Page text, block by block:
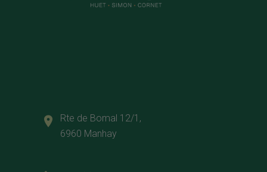
Rte de Bomal 12/1,
6960 Manhay